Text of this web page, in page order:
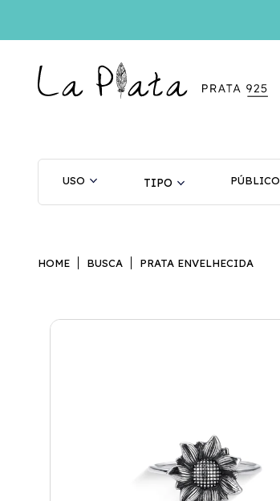
PÚBLICO
USO
HOME BUSCA PRATA ENVELHECIDA